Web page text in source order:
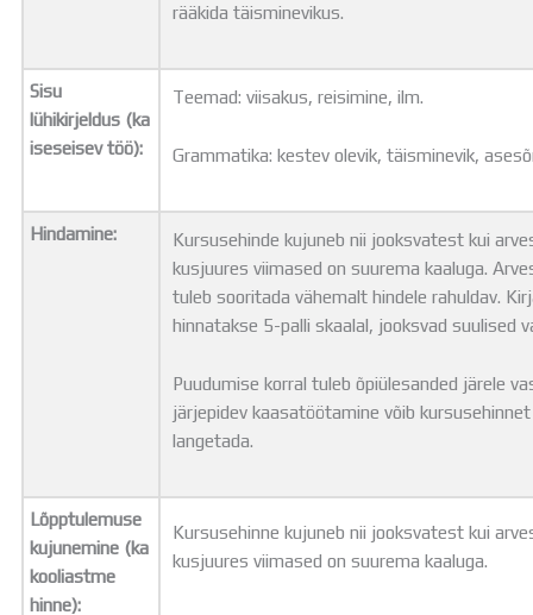
rääkida täisminevikus.
Sisu
lühikirjeldus (ka
iseseisev töö):
Teemad: viisakus, reisimine, ilm.
Grammatika: kestev olevik, täisminevik,
Hindamine:
Kursusehinde kujuneb nii jooksvatest kui
kusjuures viimased on suurema kaaluga.
tuleb sooritada vähemalt hindele rahuldav.
hinnatakse 5-palli skaalal, jooksvad suulised
Puudumise korral tuleb õpiülesanded järele
järjepidev kaasatöötamine võib
langetada.
Lõpptulemuse
kujunemine (ka
kooliastme
hinne):
Kursusehinne kujuneb nii jooksvatest kui
kusjuures viimased on suurema kaaluga.